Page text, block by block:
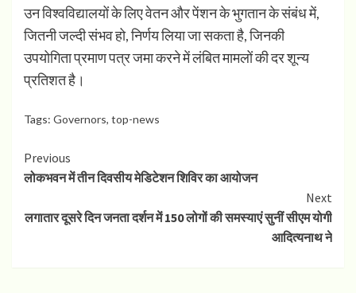
उन विश्वविद्यालयों के लिए वेतन और पेंशन के भुगतान के संबंध में,
जितनी जल्दी संभव हो, निर्णय लिया जा सकता है, जिनकी
उपयोगिता प्रमाण पत्र जमा करने में लंबित मामलों की दर शून्य
प्रतिशत है।
Tags: Governors, top-news
Continue
Reading
Previous
लोकभवन में तीन दिवसीय मेडिटेशन शिविर का आयोजन
Next
लगातार दूसरे दिन जनता दर्शन में 150 लोगों की समस्याएं सुनीं सीएम योगी
आदित्यनाथ ने